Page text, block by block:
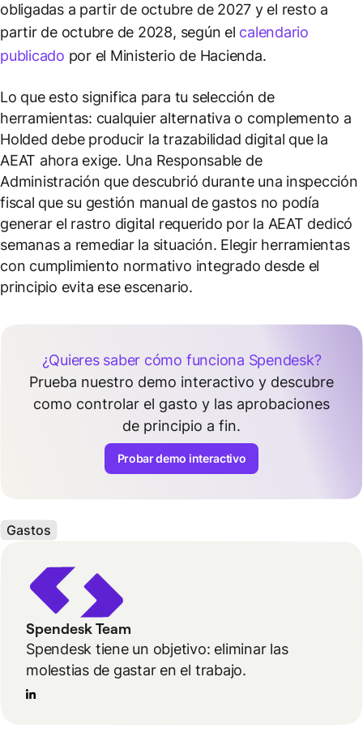
obligadas a partir de octubre de 2027 y el resto a
partir de octubre de 2028, según el calendario
publicado por el Ministerio de Hacienda.
Lo que esto significa para tu selección de
herramientas: cualquier alternativa o complemento a
Holded debe producir la trazabilidad digital que la
AEAT ahora exige. Una Responsable de
Administración que descubrió durante una inspección
fiscal que su gestión manual de gastos no podía
generar el rastro digital requerido por la AEAT dedicó
semanas a remediar la situación. Elegir herramientas
con cumplimiento normativo integrado desde el
principio evita ese escenario.
¿Quieres saber cómo funciona Spendesk?
Prueba nuestro demo interactivo y descubre
como controlar el gasto y las aprobaciones
de principio a fin.
Probar demo interactivo
Gastos
Spendesk Team
Spendesk tiene un objetivo: eliminar las
molestias de gastar en el trabajo.